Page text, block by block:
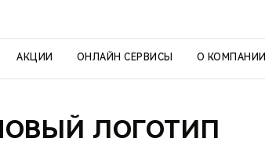
АКЦИИ ОНЛАЙН СЕРВИСЫ О КОМПАНИИ
ЛОГОТИП